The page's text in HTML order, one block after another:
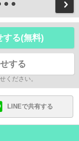
する(無料)
する
ください。
LINEで共有する